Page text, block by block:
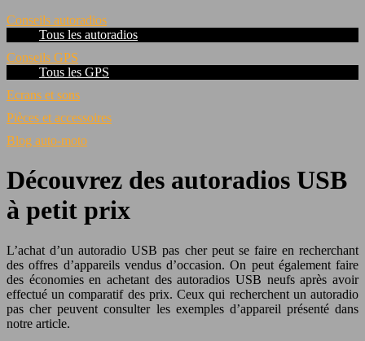
Conseils autoradios
Tous les autoradios
Conseils GPS
Tous les GPS
Ecrans et sons
Pièces et accessoires
Blog auto-moto
Découvrez des autoradios USB
à petit prix
L’achat d’un autoradio USB pas cher peut se faire en recherchant
des offres d’appareils vendus d’occasion. On peut également faire
des économies en achetant des autoradios USB neufs après avoir
effectué un comparatif des prix. Ceux qui recherchent un autoradio
pas cher peuvent consulter les exemples d’appareil présenté dans
notre article.